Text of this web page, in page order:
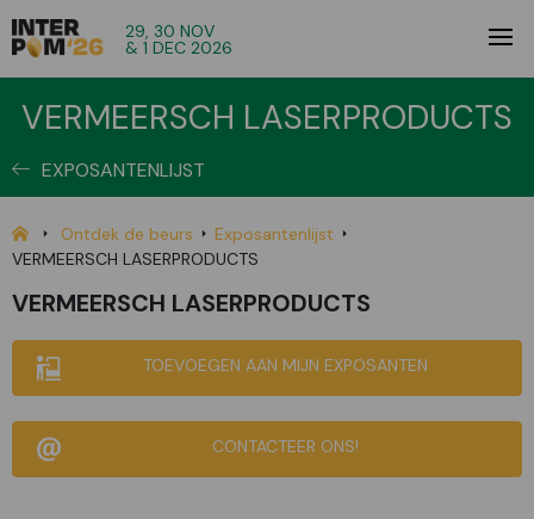
29, 30 NOV
& 1 DEC 2026
VERMEERSCH LASERPRODUCTS
EXPOSANTENLIJST
Ontdek de beurs
Exposantenlijst
VERMEERSCH LASERPRODUCTS
VERMEERSCH LASERPRODUCTS
TOEVOEGEN AAN MIJN EXPOSANTEN
CONTACTEER ONS!